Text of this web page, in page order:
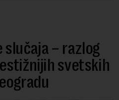
– razlog
svetskih